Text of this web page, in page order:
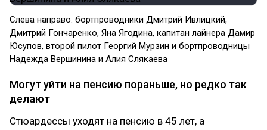
Слева направо: бортпроводники Дмитрий Ивлицкий,
Дмитрий Гончаренко, Яна Ягодина, капитан лайнера Дамир
Юсупов, второй пилот Георгий Мурзин и бортпроводницы
Надежда Вершинина и Алия Слякаева
Могут уйти на пенсию пораньше, но редко так
делают
Стюардессы уходят на пенсию в 45 лет, а